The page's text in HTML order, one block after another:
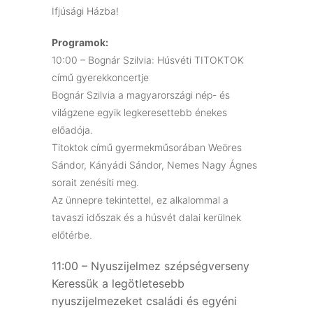
Ifjúsági Házba!
Programok:
10:00 – Bognár Szilvia: Húsvéti TITOKTOK
című gyerekkoncertje
Bognár Szilvia a magyarországi nép- és
világzene egyik legkeresettebb énekes
előadója.
Titoktok című gyermekműsorában Weöres
Sándor, Kányádi Sándor, Nemes Nagy Ágnes
sorait zenésíti meg.
Az ünnepre tekintettel, ez alkalommal a
tavaszi időszak és a húsvét dalai kerülnek
előtérbe.
11:00 – Nyuszijelmez szépségverseny
Keressük a legötletesebb
nyuszijelmezeket családi és egyéni